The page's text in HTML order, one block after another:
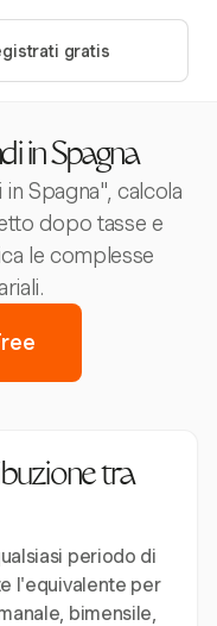
gratis
in Spagna
Spagna", calcola
dopo tasse e
le complesse
tra
periodo di
l'equivalente per
bimensile,